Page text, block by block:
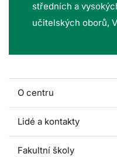
středních a
učitelských oborů,
O centru
Lidé a kontakty
Fakultní školy